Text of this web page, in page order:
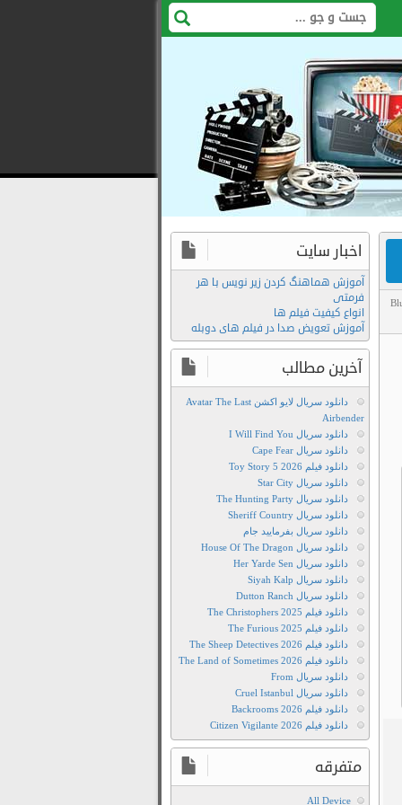
Film2Moive
Twenty
One
دانلود
سریال
بیست
یک
دانلود
بیست
یک
دانلود
رایگان
سریال
بیست
یک
دانلود
سریال
بیست
یک
اخبار سایت
آموزش هماهنگ کردن زیر نویس با هر
فرمتی
انواع کیفیت فیلم ها
آموزش تعویض صدا در فیلم های دوبله
آخرین مطالب
دانلود سریال لایو اکشن Avatar The Last
Airbender
دانلود سریال I Will Find You
دانلود سریال Cape Fear
دانلود فیلم Toy Story 5 2026
دانلود سریال Star City
دانلود سریال The Hunting Party
دانلود سریال Sheriff Country
دانلود سریال بفرمایید جام
دانلود سریال House Of The Dragon
دانلود سریال Her Yarde Sen
دانلود سریال Siyah Kalp
دانلود سریال Dutton Ranch
دانلود فیلم The Christophers 2025
دانلود فیلم The Furious 2025
دانلود فیلم The Sheep Detectives 2026
دانلود فیلم The Land of Sometimes 2026
دانلود سریال From
دانلود سریال Cruel Istanbul
دانلود فیلم Backrooms 2026
دانلود فیلم Citizen Vigilante 2026
متفرقه
All Device